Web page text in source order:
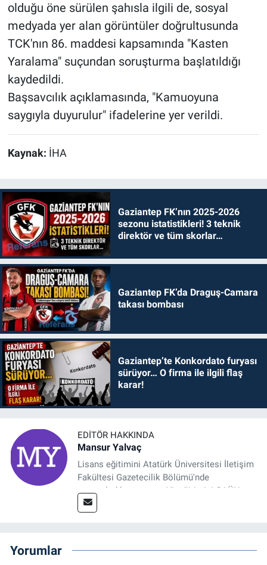
olduğu öne sürülen şahısla ilgili de, sosyal
medyada yer alan görüntüler doğrultusunda
TCK'nın 86. maddesi kapsamında "Kasten
Yaralama" suçundan soruşturma başlatıldığı
kaydedildi.
Başsavcılık açıklamasında, "Kamuoyuna
saygıyla duyurulur" ifadelerine yer verildi.
Kaynak: İHA
Gaziantep FK’nın 2025-2026
sezonu istatistikleri! 3 teknik
direktör ve tüm skorlar…
Gaziantep FK’da Draguş-Camara
takası bombası
Gaziantep’te Konkordato furyası
sürüyor… O firma ile ilgili flaş
karar!
EDITÖR HAKKINDA
Mansur Yalvaç
Lisans eğitimini Atatürk Üniversitesi İletişim
Fakültesi Gazetecilik Bölümü'nde
tamamladıktan sonra, YL eğitimini GAÜN
Sosyal Bilimler Enstitüsü'nde İletişim ve T. D.
Yorumlar